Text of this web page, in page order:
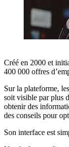
Créé en 2000 et
400 000 offres
Sur la plateforme,
soit visible par plus
obtenir des
des conseils pour
Son interface est